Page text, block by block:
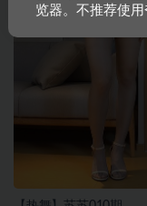
览器。不推荐使用